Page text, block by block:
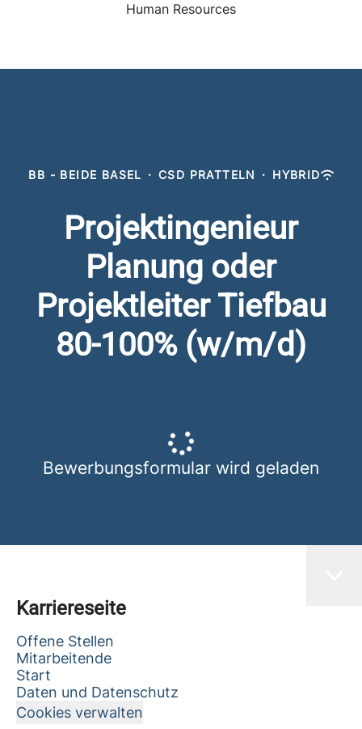
Human Resources
BB - BEIDE BASEL · CSD PRATTELN · HYBRID
Projektingenieur
Planung oder
Projektleiter Tiefbau
80-100% (w/m/d)
Bewerbungsformular wird geladen
Karriereseite
Offene Stellen
Mitarbeitende
Start
Daten und Datenschutz
Cookies verwalten